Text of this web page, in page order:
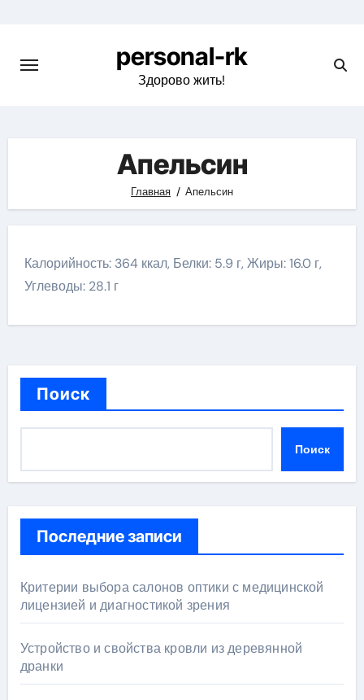
содержимому
personal-rk
Здорово жить!
Апельсин
Главная Апельсин
Калорийность: 364 ккал, Белки: 5.9 г, Жиры: 16.0 г,
Углеводы: 28.1 г
Поиск
Поиск
Последние записи
Критерии выбора салонов оптики с медицинской
лицензией и диагностикой зрения
Устройство и свойства кровли из деревянной
дранки